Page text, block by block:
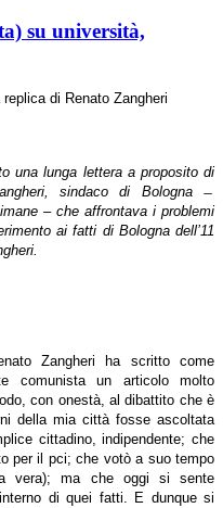
su università,
di Renato Zangheri
una lunga lettera a proposito di
sindaco di Bologna
– che affrontava i problemi
ai fatti di Bologna dell’11
Zangheri ha scritto come
comunista un articolo molto
con onestà, al dibattito che è
della mia città fosse ascoltata
cittadino, indipendente; che
per il pci; che votò a suo tempo
vera); ma che oggi si sente
di quei fatti. E dunque si